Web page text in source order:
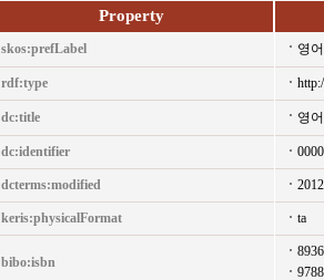
Property
skos:prefLabel 영
rdf:type
dc:title 영
dc:identifier
dcterms:modified
keris:physicalFormat ta
bibo:isbn